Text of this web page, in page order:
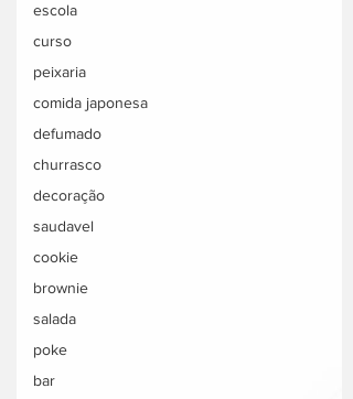
escola
curso
peixaria
comida japonesa
defumado
churrasco
decoração
saudavel
cookie
brownie
salada
poke
bar